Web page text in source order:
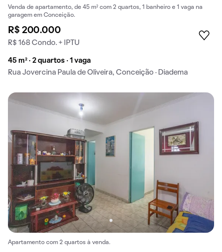
Venda de apartamento, de 45 m² com 2 quartos, 1 banheiro e 1 vaga na
garagem em Conceição.
R$ 200.000
R$ 168 Condo. + IPTU
45 m² · 2 quartos · 1 vaga
Rua Jovercina Paula de Oliveira, Conceição · Diadema
Apartamento com 2 quartos à venda.